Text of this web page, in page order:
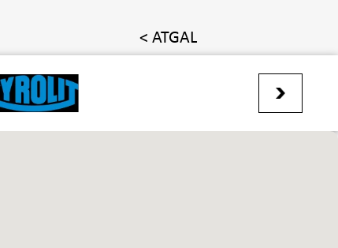
< ATGAL